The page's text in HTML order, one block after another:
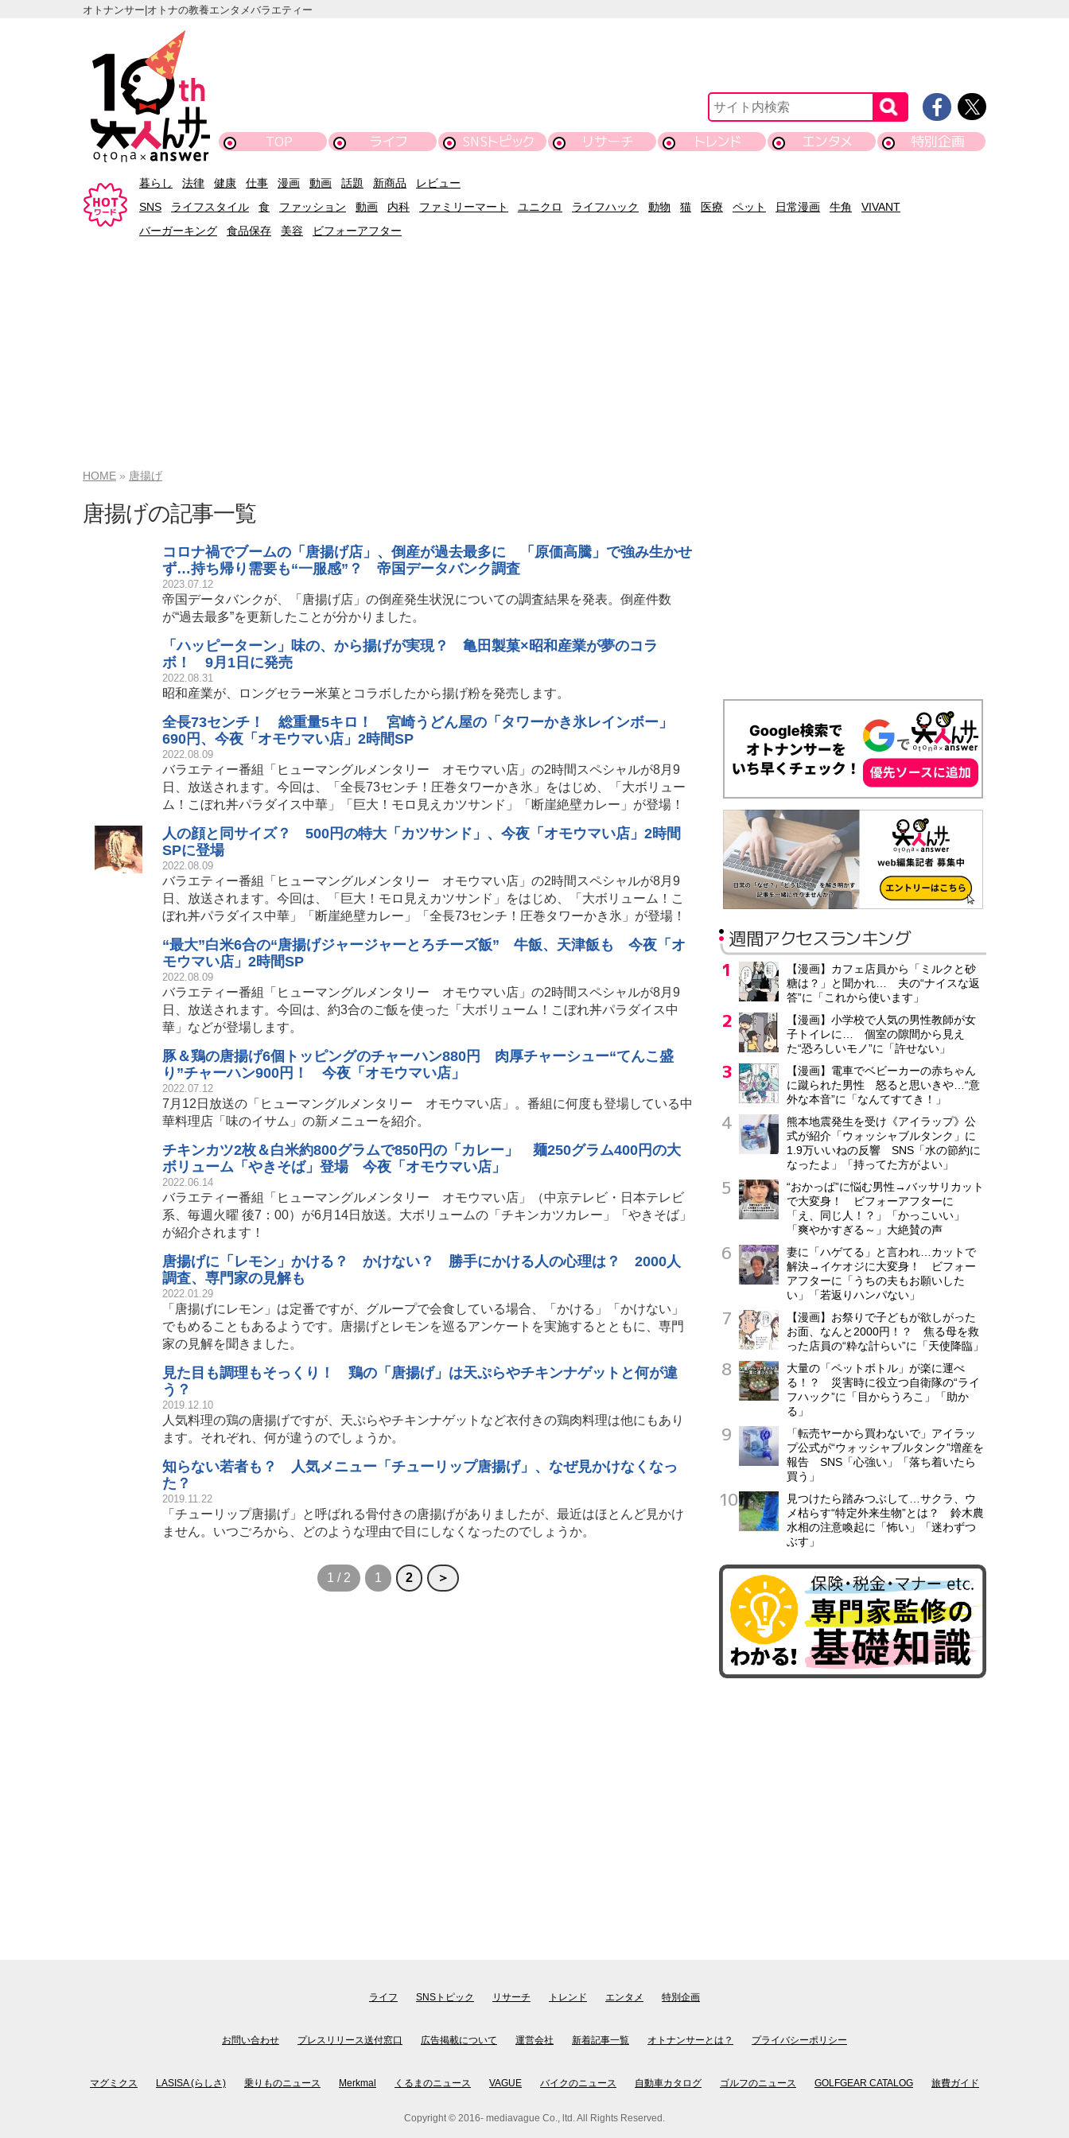
オトナンサー|オトナの教養エンタメバラエティー
TOP ライフ SNSトピック リサーチ トレンド エンタメ 特別企画
暮らし 法律 健康 仕事 漫画 動画 話題 新商品
レビュー
SNS
ライフスタイル 食 ファッション 動画 内科 ファミリーマート ユニクロ ライフハック 動物 猫 医療 ペット 日常漫画 牛角
VIVANT
バーガーキング
食品保存 美容 ビフォーアフター
HOME 唐揚げ
唐揚げの記事一覧
コロナ禍でブームの「唐揚げ店」、倒産が過去最多に 「原価高騰」で強み生かせ
ず…持ち帰り需要も“一服感”？ 帝国データバンク調査
2023.07.12
帝国データバンクが、「唐揚げ店」の倒産発生状況についての調査結果を発表。倒産件数
が“過去最多”を更新したことが分かりました。
「ハッピーターン」味の、から揚げが実現？ 亀田製菓×昭和産業が夢のコラ
ボ！ 9月1日に発売
2022.08.31
昭和産業が、ロングセラー米菓とコラボしたから揚げ粉を発売します。
全長73センチ！ 総重量5キロ！ 宮崎うどん屋の「タワーかき氷レインボー」
690円、今夜「オモウマい店」2時間SP
2022.08.09
バラエティー番組「ヒューマングルメンタリー オモウマい店」の2時間スペシャルが8月9
日、放送されます。今回は、「全長73センチ！圧巻タワーかき氷」をはじめ、「大ボリュー
ム！こぼれ丼パラダイス中華」「巨大！モロ見えカツサンド」「断崖絶壁カレー」が登場！
人の顔と同サイズ？ 500円の特大「カツサンド」、今夜「オモウマい店」2時間
SPに登場
2022.08.09
バラエティー番組「ヒューマングルメンタリー オモウマい店」の2時間スペシャルが8月9
日、放送されます。今回は、「巨大！モロ見えカツサンド」をはじめ、「大ボリューム！こ
ぼれ丼パラダイス中華」「断崖絶壁カレー」「全長73センチ！圧巻タワーかき氷」が登場！
“最大”白米6合の“唐揚げジャージャーとろチーズ飯” 牛飯、天津飯も 今夜「オ
モウマい店」2時間SP
2022.08.09
バラエティー番組「ヒューマングルメンタリー オモウマい店」の2時間スペシャルが8月9
日、放送されます。今回は、約3合のご飯を使った「大ボリューム！こぼれ丼パラダイス中
華」などが登場します。
豚＆鶏の唐揚げ6個トッピングのチャーハン880円 肉厚チャーシュー“てんこ盛
り”チャーハン900円！ 今夜「オモウマい店」
2022.07.12
7月12日放送の「ヒューマングルメンタリー オモウマい店」。番組に何度も登場している中
華料理店「味のイサム」の新メニューを紹介。
チキンカツ2枚＆白米約800グラムで850円の「カレー」 麺250グラム400円の大
ボリューム「やきそば」登場 今夜「オモウマい店」
2022.06.14
バラエティー番組「ヒューマングルメンタリー オモウマい店」（中京テレビ・日本テレビ
系、毎週火曜 後7：00）が6月14日放送。大ボリュームの「チキンカツカレー」「やきそば」
が紹介されます！
唐揚げに「レモン」かける？ かけない？ 勝手にかける人の心理は？ 2000人
調査、専門家の見解も
2022.01.29
「唐揚げにレモン」は定番ですが、グループで会食している場合、「かける」「かけない」
でもめることもあるようです。唐揚げとレモンを巡るアンケートを実施するとともに、専門
家の見解を聞きました。
見た目も調理もそっくり！ 鶏の「唐揚げ」は天ぷらやチキンナゲットと何が違
う？
2019.12.10
人気料理の鶏の唐揚げですが、天ぷらやチキンナゲットなど衣付きの鶏肉料理は他にもあり
ます。それぞれ、何が違うのでしょうか。
知らない若者も？ 人気メニュー「チューリップ唐揚げ」、なぜ見かけなくなっ
た？
2019.11.22
「チューリップ唐揚げ」と呼ばれる骨付きの唐揚げがありましたが、最近はほとんど見かけ
ません。いつごろから、どのような理由で目にしなくなったのでしょうか。
1 / 2 1 2 ＞
週間アクセスランキング
【漫画】カフェ店員から「ミルクと砂
糖は？」と聞かれ… 夫の“ナイスな返
答”に「これから使います」
【漫画】小学校で人気の男性教師が女
子トイレに… 個室の隙間から見え
た“恐ろしいモノ”に「許せない」
【漫画】電車でベビーカーの赤ちゃん
に蹴られた男性 怒ると思いきや…“意
外な本音”に「なんてすてき！」
熊本地震発生を受け《アイラップ》公
式が紹介「ウォッシャブルタンク」に
1.9万いいねの反響 SNS「水の節約に
なったよ」「持ってた方がよい」
“おかっぱ”に悩む男性→バッサリカット
で大変身！ ビフォーアフターに
「え、同じ人！？」「かっこいい」
「爽やかすぎる～」大絶賛の声
妻に「ハゲてる」と言われ…カットで
解決→イケオジに大変身！ ビフォー
アフターに「うちの夫もお願いした
い」「若返りハンパない」
【漫画】お祭りで子どもが欲しがった
お面、なんと2000円！？ 焦る母を救
った店員の“粋な計らい”に「天使降臨」
大量の「ペットボトル」が楽に運べ
る！？ 災害時に役立つ自衛隊の“ライ
フハック”に「目からうろこ」「助か
る」
「転売ヤーから買わないで」アイラッ
プ公式が“ウォッシャブルタンク”増産を
報告 SNS「心強い」「落ち着いたら
買う」
見つけたら踏みつぶして…サクラ、ウ
メ枯らす“特定外来生物”とは？ 鈴木農
水相の注意喚起に「怖い」「迷わずつ
ぶす」
ライフ SNSトピック リサーチ トレンド エンタメ 特別企画
お問い合わせ プレスリリース送付窓口 広告掲載について 運営会社 新着記事一覧 オトナンサーとは？ プライバシーポリシー
マグミクス LASISA (らしさ) 乗りものニュース Merkmal くるまのニュース VAGUE バイクのニュース 自動車カタログ ゴルフのニュース GOLFGEAR CATALOG 旅費ガイド
Copyright © 2016- mediavague Co., ltd. All Rights Reserved.